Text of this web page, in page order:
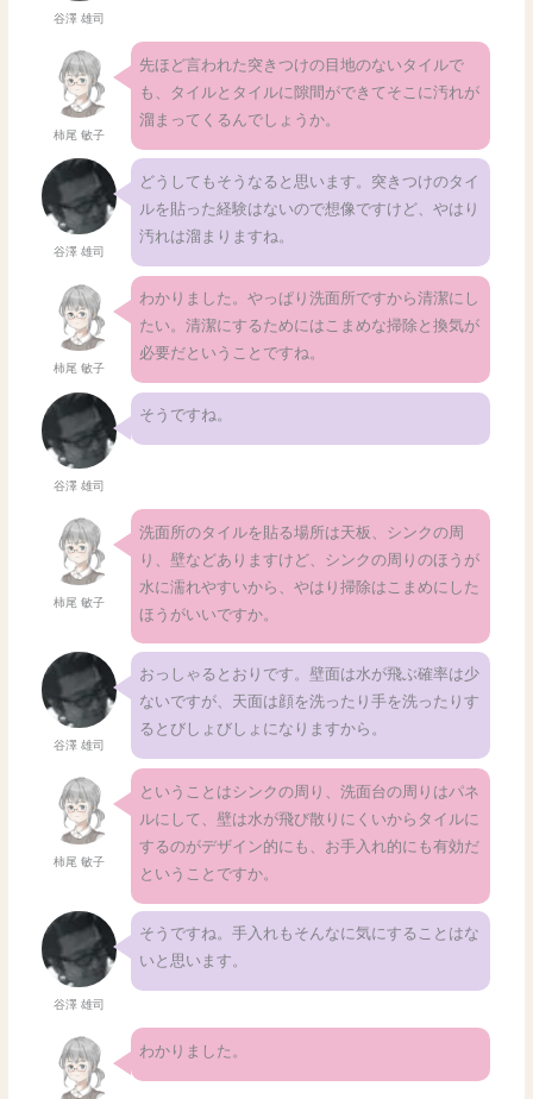
谷澤 雄司
柿尾 敏子
先ほど言われた突きつけの目地のないタイルで
も、タイルとタイルに隙間ができてそこに汚れが
溜まってくるんでしょうか。
谷澤 雄司
どうしてもそうなると思います。突きつけのタイ
ルを貼った経験はないので想像ですけど、やはり
汚れは溜まりますね。
柿尾 敏子
わかりました。やっぱり洗面所ですから清潔にし
たい。清潔にするためにはこまめな掃除と換気が
必要だということですね。
谷澤 雄司
そうですね。
柿尾 敏子
洗面所のタイルを貼る場所は天板、シンクの周
り、壁などありますけど、シンクの周りのほうが
水に濡れやすいから、やはり掃除はこまめにした
ほうがいいですか。
谷澤 雄司
おっしゃるとおりです。壁面は水が飛ぶ確率は少
ないですが、天面は顔を洗ったり手を洗ったりす
るとびしょびしょになりますから。
柿尾 敏子
ということはシンクの周り、洗面台の周りはパネ
ルにして、壁は水が飛び散りにくいからタイルに
するのがデザイン的にも、お手入れ的にも有効だ
ということですか。
谷澤 雄司
そうですね。手入れもそんなに気にすることはな
いと思います。
わかりました。